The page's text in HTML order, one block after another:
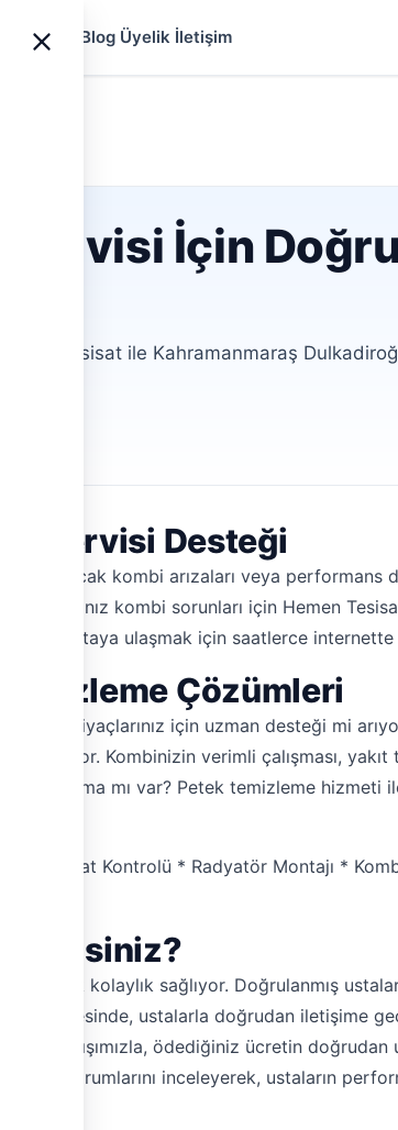
Rehberler Blog Üyelik İletişim
İçin
Tesisat ile Kahramanmaraş
Servisi Desteği
Ancak kombi arızaları veya performans
kombi sorunları için Hemen
doğru ustaya ulaşmak için saatlerce
Çözümleri
gibi ihtiyaçlarınız için uzman desteği mi
Kombinizin verimli çalışması, yakıt
tıkanma mı var? Petek temizleme hizmeti
İç Tesisat Kontrolü * Radyatör Montajı *
büyük kolaylık sağlıyor. Doğrulanmış
sayesinde, ustalarla doğrudan iletişime
anlayışımızla, ödediğiniz ücretin
yorumlarını inceleyerek, ustaların